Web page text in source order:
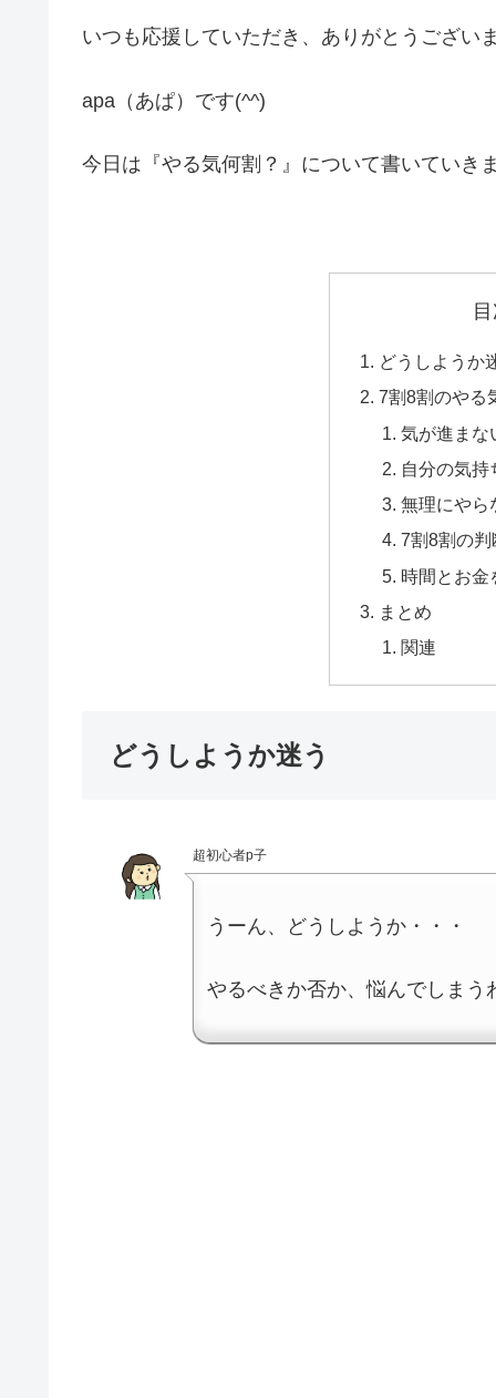
いつも応援していただき、ありがとうござい
apa（あぱ）です(^^)
今日は『やる気何割？』について書いていき
どうしようか
7割8割のやる
気が進まな
自分の気持
無理にやら
7割8割の判
時間とお金
まとめ
関連
どうしようか迷う
超初心者p子
うーん、どうしようか・・・
やるべきか否か、悩んでしまう